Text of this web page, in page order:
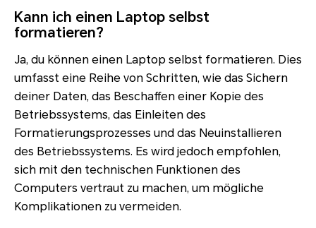
Kann ich einen Laptop selbst
formatieren?
Ja, du können einen Laptop selbst formatieren. Dies
umfasst eine Reihe von Schritten, wie das Sichern
deiner Daten, das Beschaffen einer Kopie des
Betriebssystems, das Einleiten des
Formatierungsprozesses und das Neuinstallieren
des Betriebssystems. Es wird jedoch empfohlen,
sich mit den technischen Funktionen des
Computers vertraut zu machen, um mögliche
Komplikationen zu vermeiden.